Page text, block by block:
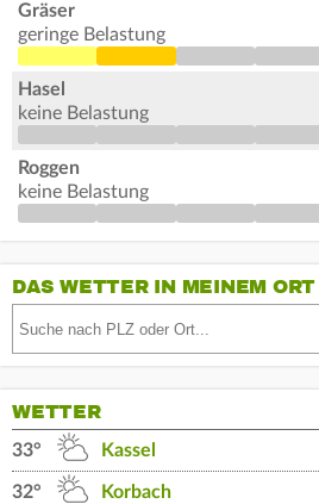
Gräser
geringe Belastung
Hasel
keine Belastung
Roggen
keine Belastung
DAS WETTER IN MEINEM ORT
WETTER
33° Kassel
32° Korbach